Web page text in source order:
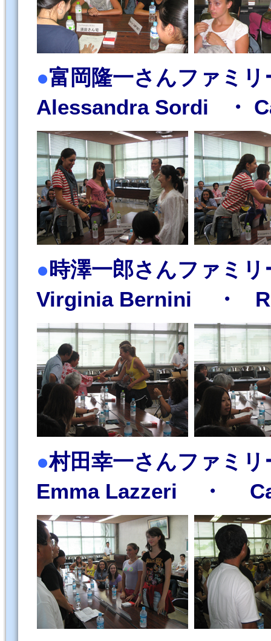
●富岡隆一さんファミ
Alessandra Sordi ・
●時澤一郎さんファミ
Virginia Bernini ・
●村田幸一さんファミ
Emma Lazzeri ・